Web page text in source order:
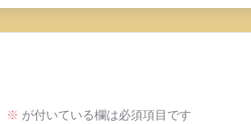
※ が付いている欄は必須項目です